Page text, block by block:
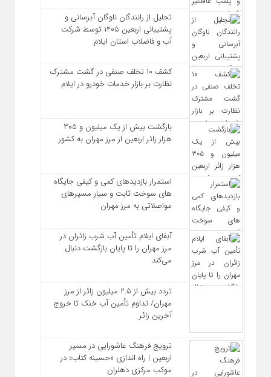
تجلیل از رانندگان ناوگان آبرسانی و
پشتیبانی اربعین ۱۴۰۵ توسط شرکت
آب و فاضلاب استان ایلام
کشف ۱۰ تخلف صنفی در گشت مشترک
نظارت بر بازار خدمات خودرو در ایلام
بازگشت بیش از یک میلیون و ۳۰۵
هزار زائر اربعین از مرز مهران به کشور
استمرار بازدیدهای کمی و کیفی جایگاه‌
های سوخت ثابت و سیار مسیرهای
مواصلاتی به مرز مهران
آبفای ایلام تأمین آب شرب زائران در
مرز مهران را تا پایان بازگشت دنبال
می‌کند
تردد بیش از ۲.۵ میلیون زائر از مرز
مهران/ تداوم تأمین آب خنک تا خروج
آخرین زائر
ترویج فرهنگ عاشورایی در مسیر
اربعین | راه‌ اندازی «حسینه کتاب» در
موکب مرکزی دهلران